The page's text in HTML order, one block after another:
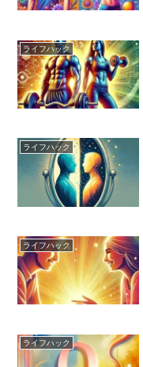
ライフハック
ライフハック
ライフハック
ライフハック